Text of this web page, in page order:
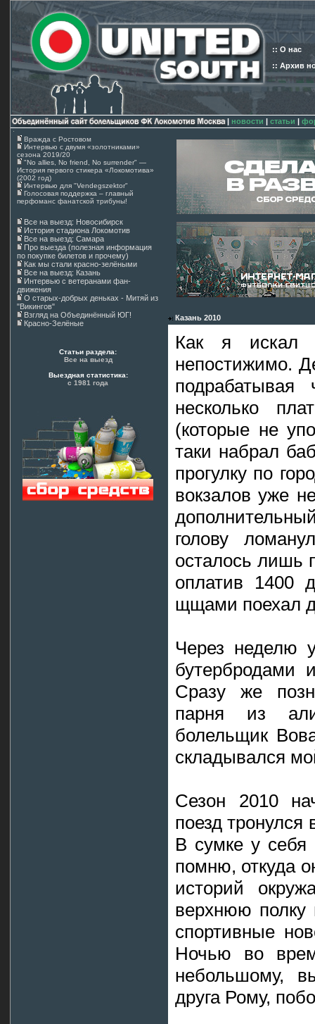
:: О нас
:: Архив
| новости | статьи |
Вражда с Ростовом
Интервью с двумя «золотниками»
сезона 2019/20
"No allies, No friend, No surrender" —
История первого стикера «Локомотива»
(2002 год)
Интервью для "Vendegszektor"
Голосовая поддержка – главный
перфоманс фанатской трибуны!
Все на выезд: Новосибирск
История стадиона Локомотив
Все на выезд: Самара
Про выезда (полезная информация
по покупке билетов и прочему)
Как мы стали красно-зелёными
Все на выезд: Казань
Интервью с ветеранами фан-
движения
О старых-добрых деньках - Митяй из
"Викингов"
Взгляд на Объединённый ЮГ!
Красно-Зелёные
Статьи раздела:
Все на выезд
Выездная статистика:
с 1981 года
Казань 2010
Как я искал
непостижимо.
несколько
(которые не
таки набрал
прогулку по
вокзалов уже
голову
осталось лишь
оплатив 1400
щщами поехал
Через неделю
бутербродами
Сразу же
парня из
болельщик
складывался
Сезон 2010
поезд тронулся
В сумке у себя
помню, откуда
историй
верхнюю полку
спортивные
Ночью во
небольшому,
друга Рому,